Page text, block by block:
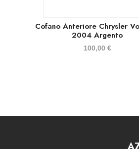
Cofano Anteriore Chrysler
2004 Argento
100,00 €